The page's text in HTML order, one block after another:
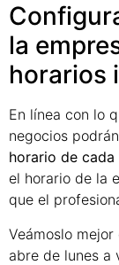
la
horarios
En línea con lo
negocios podrán
horario de
el horario de la
que el
Veámoslo
abre de lunes a